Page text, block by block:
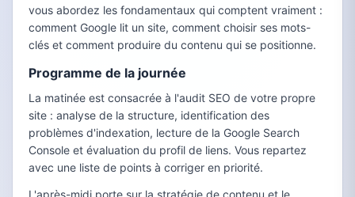
vous abordez les fondamentaux qui comptent vraiment :
comment Google lit un site, comment choisir ses mots-
clés et comment produire du contenu qui se positionne.
Programme de la journée
La matinée est consacrée à l'audit SEO de votre propre
site : analyse de la structure, identification des
problèmes d'indexation, lecture de la Google Search
Console et évaluation du profil de liens. Vous repartez
avec une liste de points à corriger en priorité.
L'après-midi porte sur la stratégie de contenu et le